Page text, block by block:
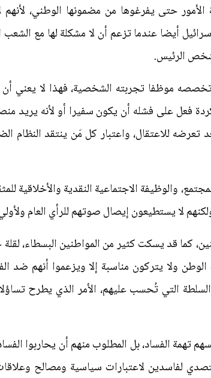
حتى يفرغوها من مضمونها الوطني،
أيضا عندما تزعم أن لا مشكلة لها مع الشعب
بشخص الرئيس.
موظفا تجربته الشخصية، فهذا لا يعني أن
فعل على فشله أن يكون سفيرا أو لأنه يريد
تعرضه للاعتقال، واعتبار كل مَن ينتقد النظام
والوظيفة الاجتماعية النقدية والأخلاقية
لا يستطيعون إيصال صوتهم للرأي العام
كما قد يسكت كثير من المواطنين البسطاء،
ولا يتركون مناسبة إلا ويزعموا أنهم ضد
التي تُحسب عليهم، الأمر الذي يطرح
تهمة الفساد، بل المطلوب منهم أن يحاربوا
لفاسدين لاعتبارات سياسية ومصالح